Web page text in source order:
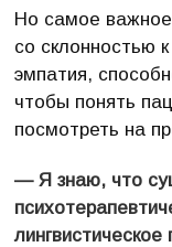
Но самое важное
со склонностью
эмпатия,
чтобы понять
посмотреть на
— Я знаю, что